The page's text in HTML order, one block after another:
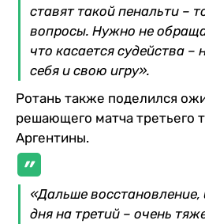
ставят такой пенальти –
вопросы. Нужно не
что касается судейства –
себя и свою игру».
Ротань также поделился
решающего матча третьего
Аргентины.
«Дальше восстановление,
дня на третий – очень